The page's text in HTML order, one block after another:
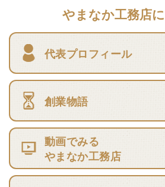
やまなか工務店
代表プロフィール
創業物語
動画でみる
やまなか工務店